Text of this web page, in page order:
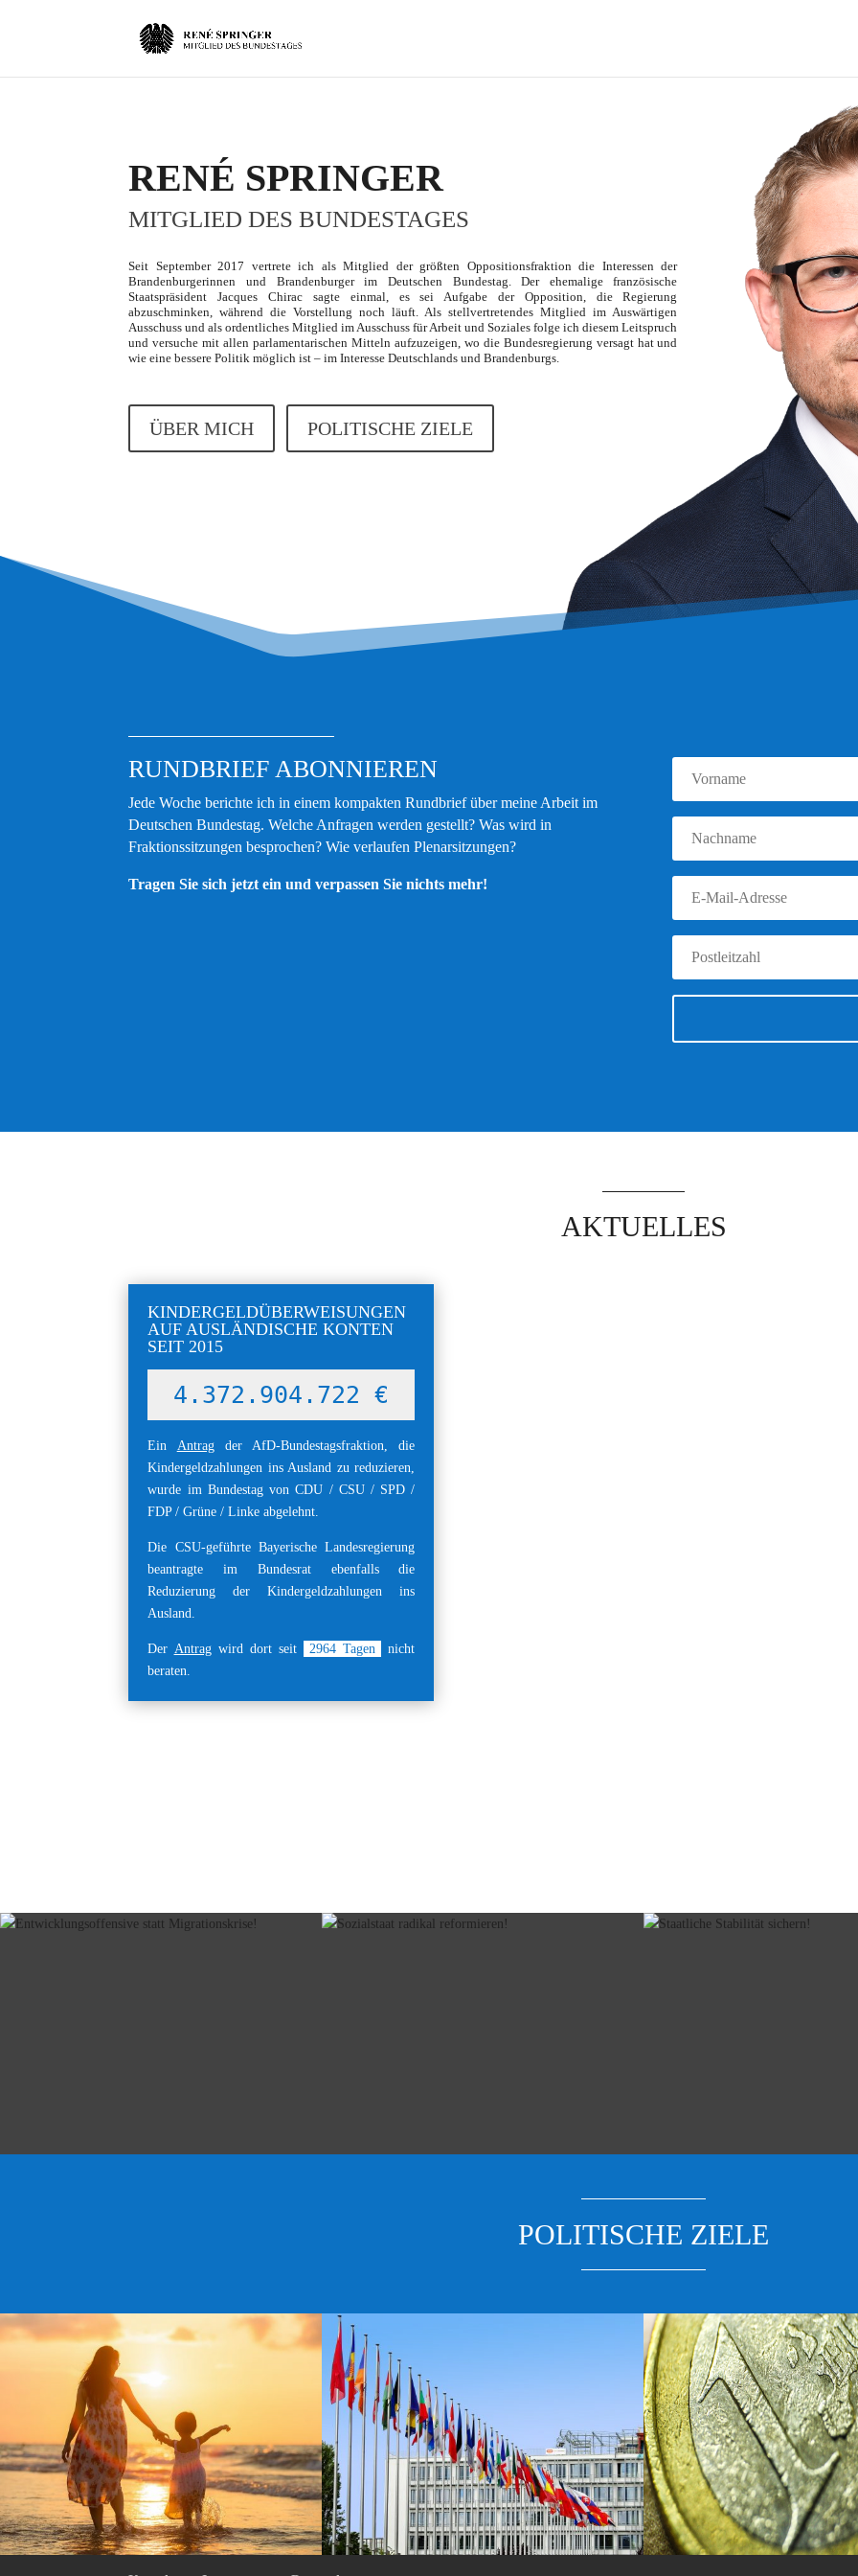
RENÉ SPRINGER
MITGLIED DES BUNDESTAGES
Seit September 2017 vertrete ich als Mitglied der größten Oppositionsfraktion die Interessen der
Brandenburgerinnen und Brandenburger im Deutschen Bundestag. Der ehemalige französische
Staatspräsident Jacques Chirac sagte einmal, es sei Aufgabe der Opposition, die Regierung
abzuschminken, während die Vorstellung noch läuft. Als stellvertretendes Mitglied im Auswärtigen
Ausschuss und als ordentliches Mitglied im Ausschuss für Arbeit und Soziales folge ich diesem Leitspruch
und versuche mit allen parlamentarischen Mitteln aufzuzeigen, wo die Bundesregierung versagt hat und
wie eine bessere Politik möglich ist – im Interesse Deutschlands und Brandenburgs.
ÜBER MICH POLITISCHE ZIELE
RUNDBRIEF ABONNIEREN
Jede Woche berichte ich in einem kompakten Rundbrief über meine Arbeit im
Deutschen Bundestag. Welche Anfragen werden gestellt? Was wird in
Fraktionssitzungen besprochen? Wie verlaufen Plenarsitzungen?
Tragen Sie sich jetzt ein und verpassen Sie nichts mehr!
AKTUELLES
KINDERGELDÜBERWEISUNGEN
AUF AUSLÄNDISCHE KONTEN
SEIT 2015
4.372.904.734 €
Ein Antragder AfD-Bundestagsfraktion, die
Kindergeldzahlungen ins Ausland zu reduzieren,
wurde im Bundestag von CDU / CSU / SPD /
FDP / Grüne / Linke abgelehnt.
Die CSU-geführte Bayerische Landesregierung
beantragte im Bundesrat ebenfalls die
Reduzierung der Kindergeldzahlungen ins
Ausland.
Der Antragwird dort seit 2964 Tagen
nicht
beraten.
POLITISCHE ZIELE